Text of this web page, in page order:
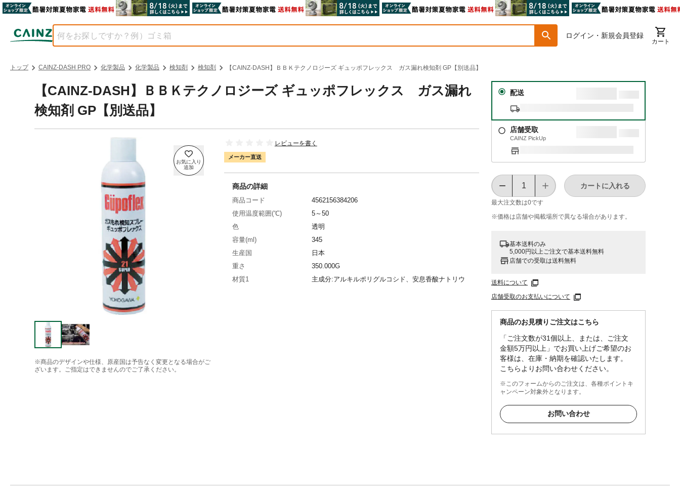
ログイン・新規会員登録
カート
トップ CAINZ-DASH PRO 化学製品 化学製品 検知剤 検知剤 【CAINZ-DASH】ＢＢＫテクノロジーズ ギュッポフレックス ガス漏れ検知剤 GP【別送品】
【CAINZ-DASH】ＢＢＫテクノロジーズ ギュッポフレックス ガス漏れ
検知剤 GP【別送品】
※商品のデザインや仕様、原産国は予告なく変更となる場合がご
ざいます。ご指定はできませんのでご了承ください。
レビューを書く
メーカー直送
配送
店舗受取
CAINZ PickUp
最大注文数は0です
カートに入れる
※価格は​店舗や​掲載場所で​異なる​場合が​あります。
基本送料のみ
5,000円以上ご注文で基本送料無料
店舗での受取は送料無料
送料について
店舗受取のお支払いについて
商品のお見積りご注文はこちら
「ご注文数が31個以上、または、ご注文
金額5万円以上」でお買い上げご希望のお
客様は、在庫・納期を確認いたします。
こちらよりお問い合わせください。
※このフォームからのご注文は、各種ポイントキ
ャンペーン対象外となります。
お問い合わせ
商品の詳細
商品コード
4562156384206
使用温度範囲(℃)
5～50
色
透明
容量(ml)
345
生産国
日本
重さ
350.000G
材質1
主成分:アルキルポリグルコシド、安息香酸ナトリウ